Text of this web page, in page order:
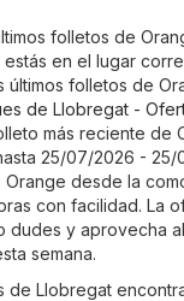
folletos de
estás en el lugar
últimos folletos de
de Llobregat -
más reciente de
25/07/2026 - 25/
Orange desde la
con facilidad. La
dudes y aprovecha
semana.
de Llobregat